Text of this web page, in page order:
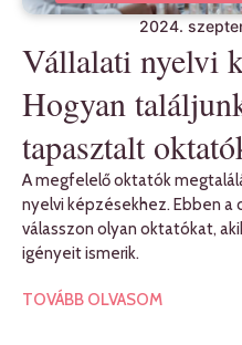
2024.
Vállalati nyelvi
Hogyan
tapasztalt
A megfelelő oktatók
nyelvi képzésekhez. Ebben a
válasszon olyan oktatókat,
igényeit ismerik.
TOVÁBB OLVASOM